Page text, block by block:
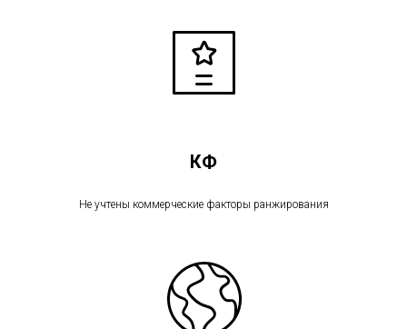
КФ
Не учтены коммерческие факторы ранжирования